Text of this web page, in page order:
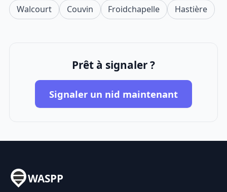
Walcourt
Couvin Froidchapelle Hastière
Prêt à signaler ?
Signaler un nid maintenant
WASPP